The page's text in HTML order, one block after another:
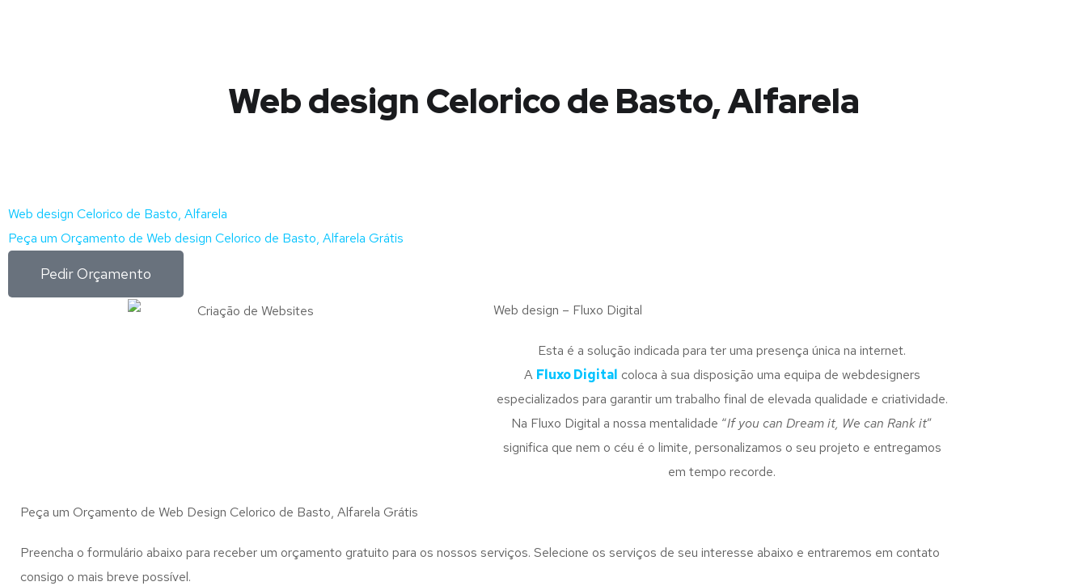
Web design Celorico de Basto, Alfarela
Web design Celorico de Basto, Alfarela
Peça um Orçamento de Web design Celorico de Basto, Alfarela Grátis
Pedir Orçamento
Web design – Fluxo Digital
Esta é a solução indicada para ter uma presença única na internet.
A Fluxo Digital coloca à sua disposição uma equipa de webdesigners
especializados para garantir um trabalho final de elevada qualidade e criatividade.
Na Fluxo Digital a nossa mentalidade “If you can Dream it, We can Rank it”
significa que nem o céu é o limite, personalizamos o seu projeto e entregamos
em tempo recorde.
Peça um Orçamento de Web Design Celorico de Basto, Alfarela Grátis
Preencha o formulário abaixo para receber um orçamento gratuito para os nossos serviços. Selecione os serviços de seu interesse abaixo e entraremos em contato
consigo o mais breve possível.